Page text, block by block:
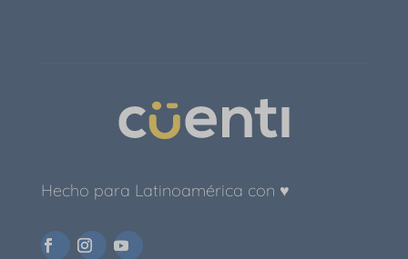
Hecho para Latinoamérica con ♥